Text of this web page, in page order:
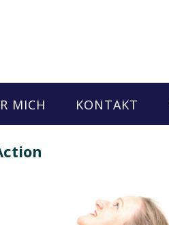
MICH KONTAKT